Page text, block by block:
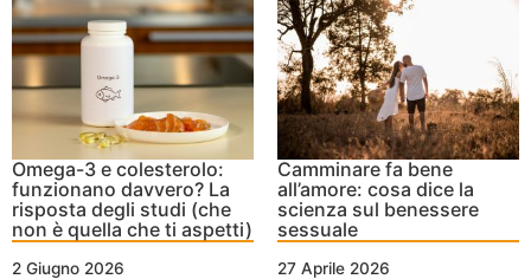
Omega-3 e colesterolo:
funzionano davvero? La
risposta degli studi (che
non è quella che ti aspetti)
2 Giugno 2026
Camminare fa bene
all’amore: cosa dice la
scienza sul benessere
sessuale
27 Aprile 2026